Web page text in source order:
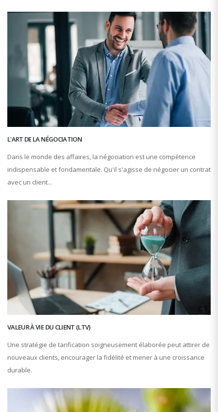
L'ART DE LA NÉGOCIATION
Dans le monde des affaires, la négociation est une compétence
indispensable et fondamentale. Qu'il s'agisse de négocier un contrat
avec un client...
VALEUR À VIE DU CLIENT (LTV)
Une stratégie de tarification soigneusement élaborée peut attirer de
nouveaux clients, encourager la fidélité et mener à une croissance
durable.